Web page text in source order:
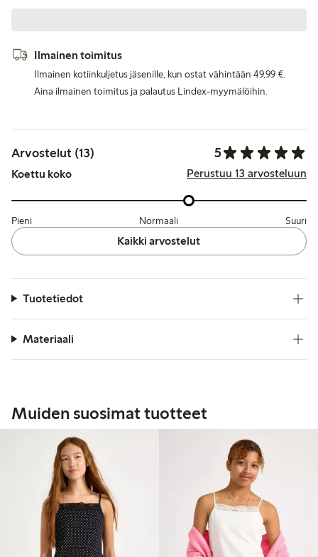
Ilmainen toimitus
Ilmainen kotiinkuljetus jäsenille, kun ostat vähintään 49,99 €.
Aina ilmainen toimitus ja palautus Lindex-myymälöihin.
Arvostelut (13) 5
Koettu koko Perustuu 13 arvosteluun
Pieni Normaali Suuri
Kaikki arvostelut
Tuotetiedot
Materiaali
Muiden suosimat tuotteet